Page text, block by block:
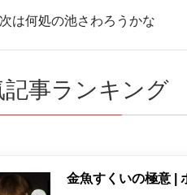
は何処の池さわろうかな
記事ランキング
金魚すくいの極意 |